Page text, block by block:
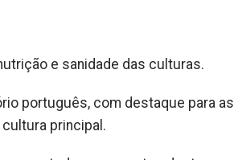
e sanidade das culturas.
português, com destaque para as
principal.